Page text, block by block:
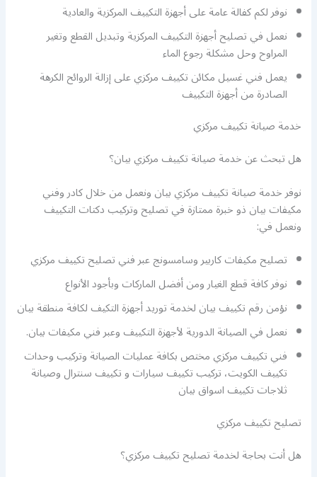
نوفر لكم كفالة عامة على أجهزة التكييف المركزية والعادية
نعمل في تصليح أجهزة التكييف المركزية وتبديل القطع وتغير
المراوح وحل مشكلة رجوع الماء
يعمل فني غسيل مكائن تكييف مركزي على إزالة الروائح الكرهة
الصادرة من أجهزة التكييف
خدمة صيانة تكييف مركزي
هل تبحث عن خدمة صيانة تكييف مركزي بيان؟
نوفر خدمة صيانة تكييف مركزي بيان ونعمل من خلال كادر وفني
مكيفات بيان ذو خبرة ممتازة في تصليح وتركيب دكتات التكييف
ونعمل في:
تصليح مكيفات كاربير وسامسونج عبر فني تصليح تكييف مركزي
نوفر كافة قطع الغيار ومن أفضل الماركات وبأجود الأنواع
نؤمن رقم تكييف بيان لخدمة توريد أجهزة التكيف لكافة منطقة بيان
نعمل في الصيانة الدورية لأجهزة التكييف وعبر فني مكيفات بيان.
فني تكييف مركزي مختص بكافة عمليات الصيانة وتركيب وحدات
تكييف الكويت، تركيب تكييف سيارات و تكييف سنترال وصيانة
ثلاجات تكييف اسواق بيان
تصليح تكييف مركزي
هل أنت بحاجة لخدمة تصليح تكييف مركزي؟